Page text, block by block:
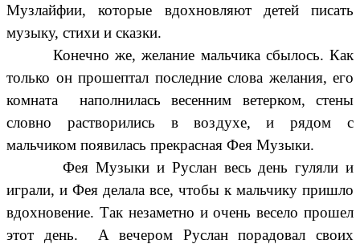
Музлайфии, которые вдохновляют детей писать
музыку, стихи и сказки.
Конечно же, желание мальчика сбылось. Как
только он прошептал последние слова желания, его
комната наполнилась весенним ветерком, стены
словно растворились в воздухе, и рядом с
мальчиком появилась прекрасная Фея Музыки.
Фея Музыки и Руслан весь день гуляли и
играли, и Фея делала все, чтобы к мальчику пришло
вдохновение. Так незаметно и очень весело прошел
этот день. А вечером Руслан порадовал своих